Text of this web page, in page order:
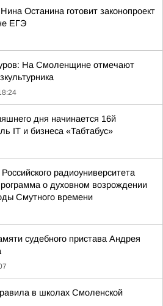
Останина готовит законопроект
ЕГЭ
На Смоленщине отмечают
дня начинается 16й
IT и бизнеса «Табтабус»
радиоуниверситета
о духовном возрождении
Смутного времени
судебного пристава Андрея
в школах Смоленской